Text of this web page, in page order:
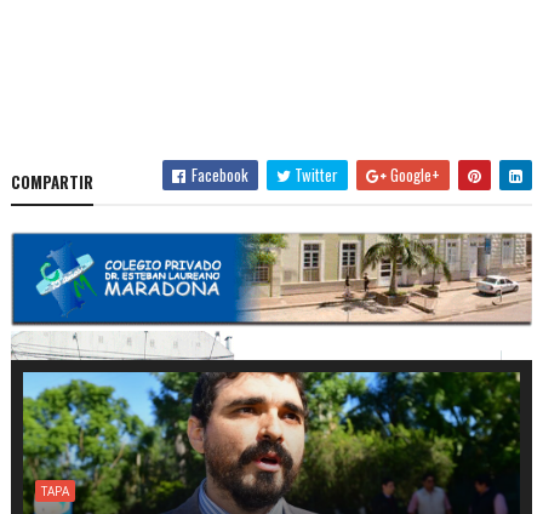
COMPARTIR Facebook Twitter Google+
TAPA